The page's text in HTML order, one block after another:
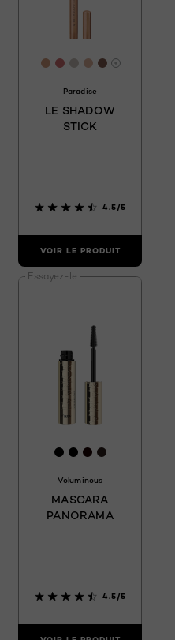
[Color]: #D19B7C
[Color]: #CE6E6F
[Color]:
[Color]:
[Color]:
Paradise
LE SHADOW
STICK
4.5/5
VOIR LE PRODUIT
Essayez-le
[Color]: #000000
[Color]: #000000
[Color]:
[Color]:
Voluminous
MASCARA
PANORAMA
4.5/5